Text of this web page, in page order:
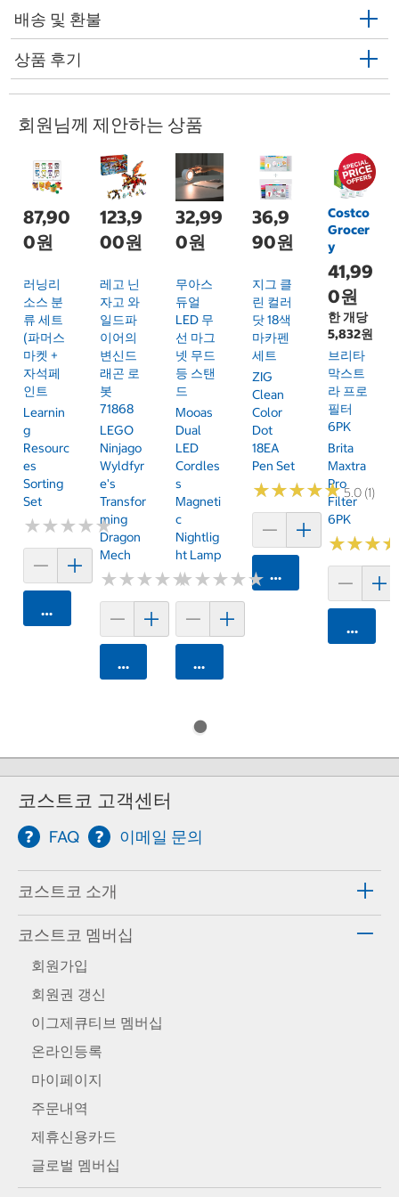
배송 및 환불
상품 후기
회원님께 제안하는 상품
87,90
0원
러닝리
소스 분
류 세트
(파머스
마켓 +
자석페
인트
Learnin
G
Resourc
Es
Sorting
Set
★★★★★
★★★★★
카트에 담기
123,9
00원
레고 닌
자고 와
일드파
이어의
변신드
래곤 로
봇
71868
LEGO
Ninjago
Wyldfyr
E's
Transfor
Ming
Dragon
Mech
★★★★★
★★★★★
카트에 담기
32,99
0원
무아스
듀얼
LED 무
선 마그
넷 무드
등 스탠
드
Mooas
Dual
LED
Cordles
S
Magneti
C
Nightlig
Ht Lamp
★★★★★
★★★★★
카트에 담기
36,9
90원
지그 클
린 컬러
닷 18색
마카펜
세트
ZIG
Clean
Color
Dot
18EA
Pen Set
★★★★★
★★★★★5.0 (1)
카트에 담기
Costco
Grocer
y
41,99
0원
한 개당
5,832원
브리타
막스트
라 프로
필터
6PK
Brita
Maxtra
Pro
Filter
6PK
★★★
★★★
카트에
코스트코 고객센터
FAQ 이메일 문의
코스트코 소개
코스트코 멤버십
회원가입
회원권 갱신
이그제큐티브 멤버십
온라인등록
마이페이지
주문내역
제휴신용카드
글로벌 멤버십